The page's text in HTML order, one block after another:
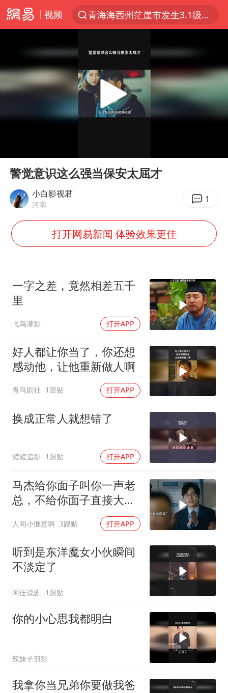
视频
青海海西州茫崖市发生3.1级地震
我国编制完成新版全月地质图
台风白海豚登陆地点更新
看守所辅警收受10万获刑1年
台风白海豚进入48小时警戒线
五粮液渠道价一箱上涨近百元
法国下周开始禁止未经同意的电话营销
郑国霖回应去景区上班被保安拦下
CIA被曝已秘密设立古巴工作组
曝韩足协曾为外籍裁判安排性招待
萧敬腾：不忍心让妻子承受生育的苦
奋进开新局 实干挑大梁
Play
警觉意识这么强当保安太屈才
小白影视君
河南 1
打开网易新闻 体验效果更佳
一字之差，竟然相差五千
里
飞鸟潜影 打开APP
好人都让你当了，你还想
感动他，让他重新做人啊
青鸟剧社 1跟贴 打开APP
换成正常人就想错了
罐罐追影 1跟贴 打开APP
马杰给你面子叫你一声老
总，不给你面子直接大嘴
人间小惬意啊 3跟贴 打开APP
听到是东洋魔女小伙瞬间
不淡定了
阿佳说剧 1跟贴
你的小心思我都明白
辣妹子剪影
我拿你当兄弟你要做我爸